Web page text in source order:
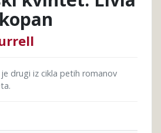
drugi iz cikla petih romanov